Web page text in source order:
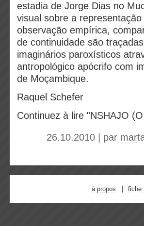
estadia de Jorge Dias no
visual sobre a
observação empírica,
de continuidade são
imaginários paroxísticos
antropológico apócrifo com
de Moçambique.
Raquel Schefer
Continuez à lire "NSHAJO
26.10.2010 | par
à propos fiche